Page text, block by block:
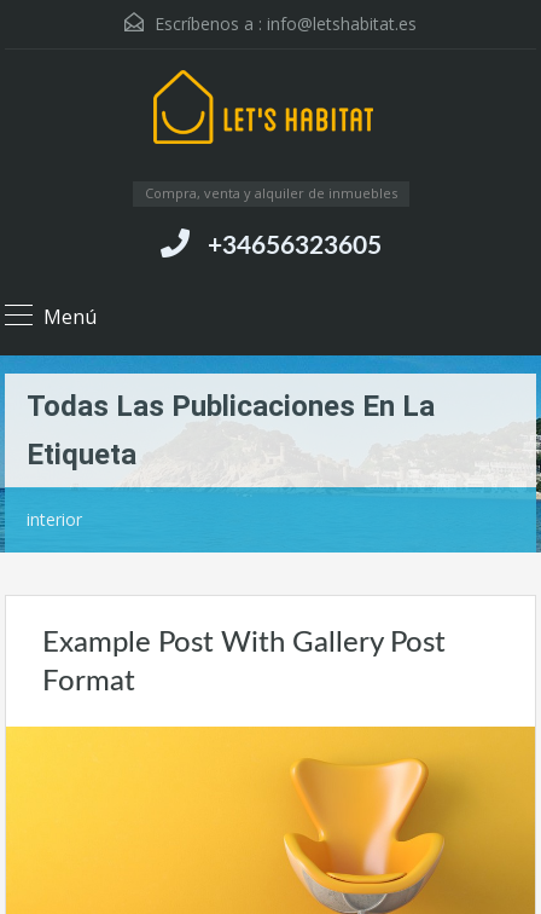
Escríbenos a : info@letshabitat.es
Compra, venta y alquiler de inmuebles
+34656323605
Menú
Todas Las Publicaciones En La
Etiqueta
interior
Example Post With Gallery Post
Format